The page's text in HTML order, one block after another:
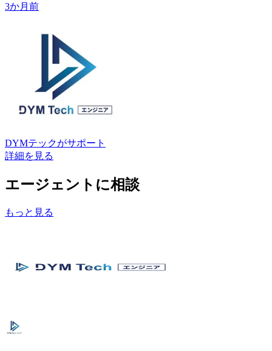
3か月前
DYMテックがサポート
詳細を見る
エージェントに相談
もっと見る